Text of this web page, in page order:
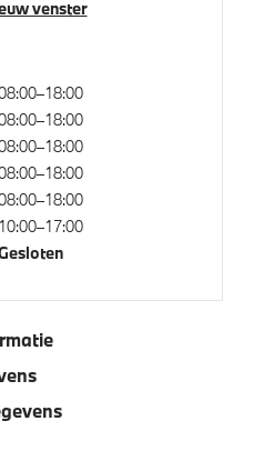
Shadow Line
venster
10:00–17:00